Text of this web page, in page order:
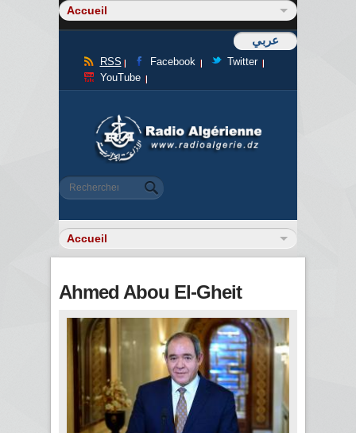
عربي
RSS Facebook
Twitter
YouTube
Formulaire de recherche
Rechercher
Ahmed Abou El-Gheit